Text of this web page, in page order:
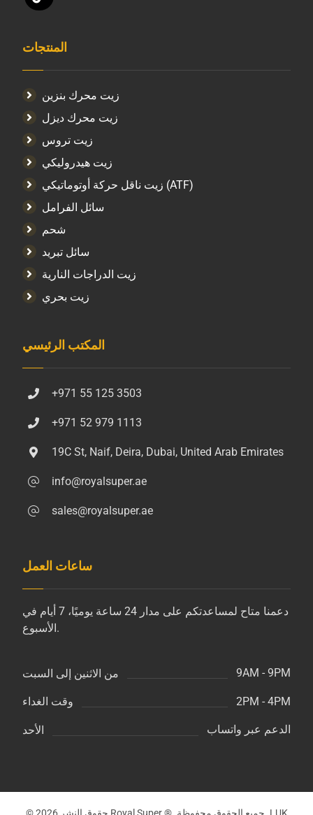
المنتجات
زيت محرك بنزين
زيت محرك ديزل
زيت تروس
زيت هيدروليكي
زيت ناقل حركة أوتوماتيكي (ATF)
سائل الفرامل
شحم
سائل تبريد
زيت الدراجات النارية
زيت بحري
المكتب الرئيسي
+971 55 125 3503
+971 52 979 1113
19C St, Naif, Deira, Dubai, United Arab Emirates
info@royalsuper.ae
sales@royalsuper.ae
ساعات العمل
دعمنا متاح لمساعدتكم على مدار 24 ساعة يوميًا، 7 أيام في
الأسبوع.
من الاثنين إلى السبت 9AM - 9PM
وقت الغداء 2PM - 4PM
الأحد الدعم عبر واتساب